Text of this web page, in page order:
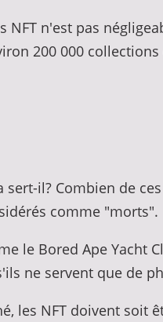
n'est pas
200 000
il? Combien de
comme "morts".
le Bored Ape Yacht
ne servent que de
les NFT doivent soit